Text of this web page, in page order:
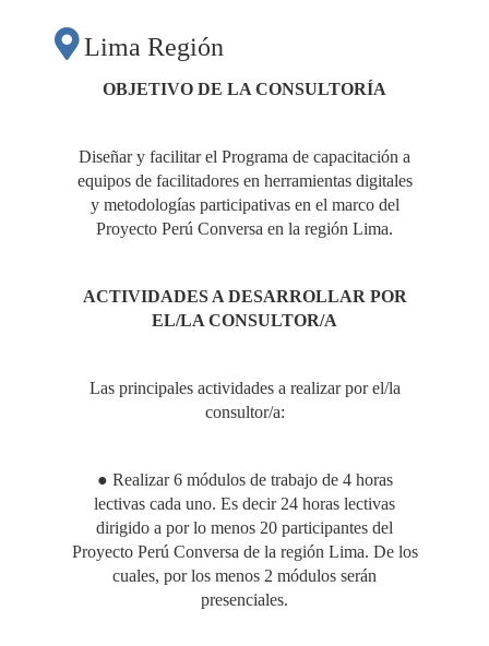
PARTICIPANTES DE
“LIMA REGIÓN
CONVERSA” EN EL
MARCO DEL
CONVERSA"
Lima Región
OBJETIVO DE LA CONSULTORÍA
Diseñar y facilitar el Programa de capacitación a
equipos de facilitadores en herramientas digitales
y metodologías participativas en el marco del
Proyecto Perú Conversa en la región Lima.
ACTIVIDADES A DESARROLLAR POR
EL/LA CONSULTOR/A
Las principales actividades a realizar por el/la
consultor/a:
● Realizar 6 módulos de trabajo de 4 horas
lectivas cada uno. Es decir 24 horas lectivas
dirigido a por lo menos 20 participantes del
Proyecto Perú Conversa de la región Lima. De los
cuales, por los menos 2 módulos serán
presenciales.